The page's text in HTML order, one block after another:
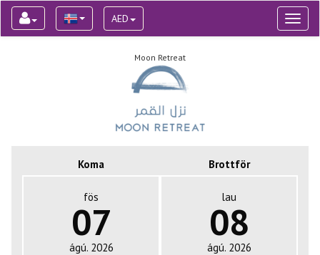
AED
Moon Retreat
Koma Brottför
fös
07
ágú. 2026
lau
08
ágú. 2026